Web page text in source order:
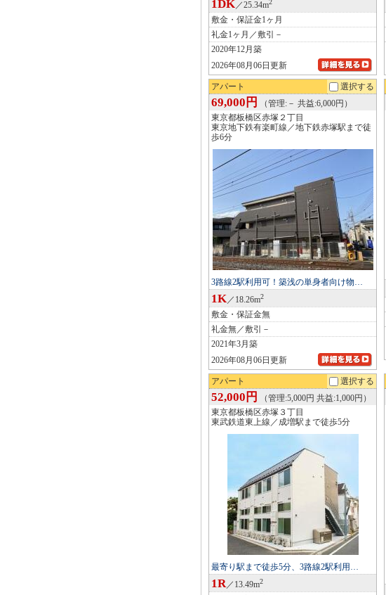
1DK／25.34m2
敷金・保証金1ヶ月
礼金1ヶ月／敷引－
2020年12月築
2026年08月06日更新
アパート 選択する
69,000円
（管理:－ 共益:6,000円）
東京都板橋区赤塚２丁目
東京地下鉄有楽町線／地下鉄赤塚駅まで徒
歩6分
3路線2駅利用可！築浅の単身者向け物…
1K／18.26m2
敷金・保証金無
礼金無／敷引－
2021年3月築
2026年08月06日更新
アパート 選択する
52,000円
（管理:5,000円 共益:1,000円）
東京都板橋区赤塚３丁目
東武鉄道東上線／成増駅まで徒歩5分
最寄り駅まで徒歩5分、3路線2駅利用…
1R／13.49m2